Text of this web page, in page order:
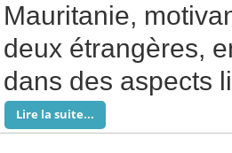
Mauritanie,
deux étrangères,
dans des aspects
Lire la suite...